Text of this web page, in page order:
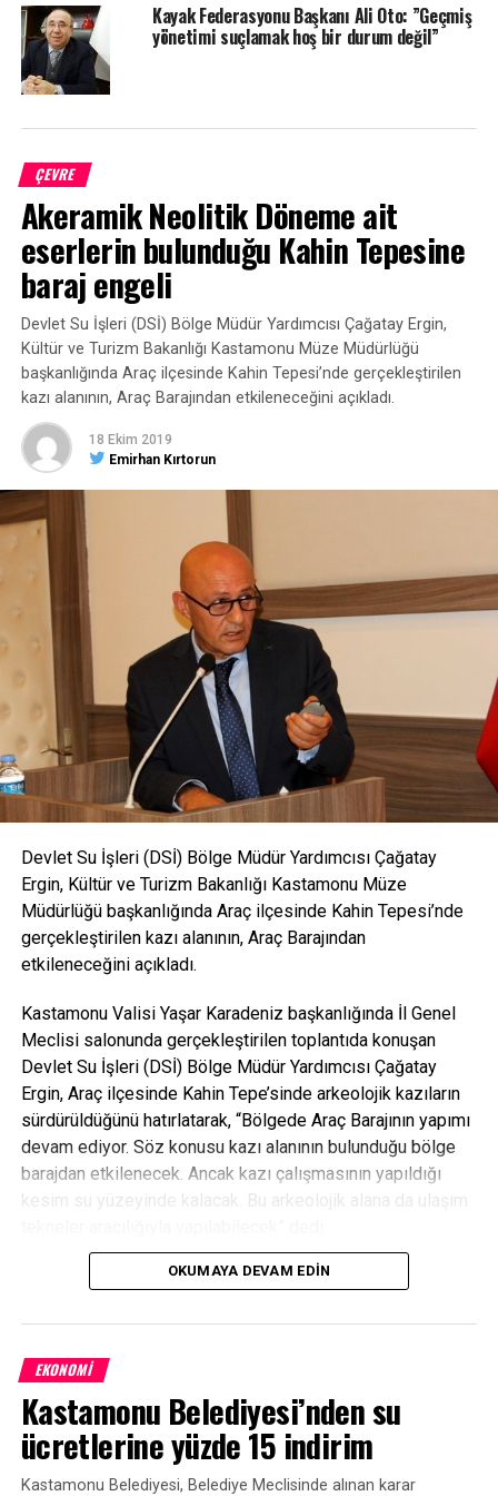
Havalimanından da yarım saatte kayak merkezine
ulaşılabiliyor” diyerek yerli ve yabancı kayakçıları ve
turistleri Ilgaz Dağı’na davet etti.
2018-2019 kış sezonunun doluluk oranında yüzde 100’lere
varacağını tahmin ettiklerini ifade eden Türkiye Kayak
Federasyonu Ilgaz Tesisleri Müdürü Can Erdem de, “Kayak
merkezimizde 6 otel bulunuyor. Yılbaşı için büyük talep var.
Kar yağışıyla birlikte tüm hazırlıklarımızı bitirmiş şekilde
sezona başlayacağız. Yerli ve yabancı tüm kayak severleri
Ilgaz’a bekliyoruz. 1 telesiyej ve iki teleski hattımız
bulunuyor. Bin metre, bin 250 metre ve 960 metre
uzunluğunda üç pistimiz bulunmakta” dedi.
< >
YORUMLAR
ETIKETLER ILGAZ DAĞI KAYAK MANŞET
SONRAKI HABER
İşkence yaparak suçu zorla kabul ettirdiler
ÖNCEKI HABER
Evi yanan köylü verilen sözlerin yerine getirilmesini
istiyor
Kayak Federasyonu Başkanı Ali Oto: ”Geçmiş
yönetimi suçlamak hoş bir durum değil”
ÇEVRE
Akeramik Neolitik Döneme ait
eserlerin bulunduğu Kahin Tepesine
baraj engeli
Devlet Su İşleri (DSİ) Bölge Müdür Yardımcısı Çağatay Ergin,
Kültür ve Turizm Bakanlığı Kastamonu Müze Müdürlüğü
başkanlığında Araç ilçesinde Kahin Tepesi’nde gerçekleştirilen
kazı alanının, Araç Barajından etkileneceğini açıkladı.
18 Ekim 2019
Emirhan Kırtorun
Devlet Su İşleri (DSİ) Bölge Müdür Yardımcısı Çağatay
Ergin, Kültür ve Turizm Bakanlığı Kastamonu Müze
Müdürlüğü başkanlığında Araç ilçesinde Kahin Tepesi’nde
gerçekleştirilen kazı alanının, Araç Barajından
etkileneceğini açıkladı.
Kastamonu Valisi Yaşar Karadeniz başkanlığında İl Genel
Meclisi salonunda gerçekleştirilen toplantıda konuşan
Devlet Su İşleri (DSİ) Bölge Müdür Yardımcısı Çağatay
Ergin, Araç ilçesinde Kahin Tepe’sinde arkeolojik kazıların
sürdürüldüğünü hatırlatarak, “Bölgede Araç Barajının yapımı
devam ediyor. Söz konusu kazı alanının bulunduğu bölge
barajdan etkilenecek. Ancak kazı çalışmasının yapıldığı
kesim su yüzeyinde kalacak. Bu arkeolojik alana da ulaşım
Ergin, söz konusu kazılarında DSİ tarafından yaptırıldığını
İl Koordinasyon Kurulunda konuşan Vali Yaşar Karadeniz
ise, “Bu yıl 364 projemizden 70 tanesi tamamladı. 220
projemiz devam ediyor, 4 proje ihalesi yapılan, 20 ihale
aşamasında olmak üzere 31 projemiz ihale sürecindedir.
OKUMAYA DEVAM EDIN
EKONOMİ
Kastamonu Belediyesi’nden su
ücretlerine yüzde 15 indirim
Kastamonu Belediyesi, Belediye Meclisinde alınan karar